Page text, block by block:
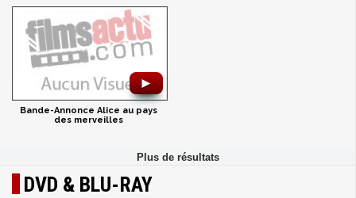
►
Bande-Annonce Alice au pays
des merveilles
DVD & BLU-RAY